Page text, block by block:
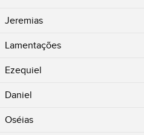
Jeremias
Lamentações
Ezequiel
Daniel
Oséias